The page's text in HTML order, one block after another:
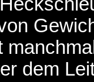
dem